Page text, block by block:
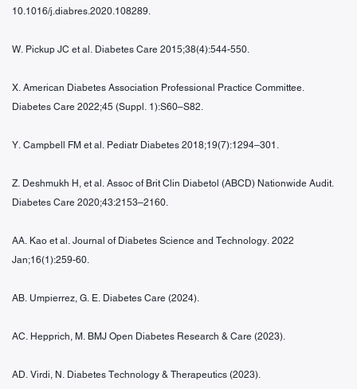
10.1016/j.diabres.2020.108289.
W. Pickup JC et al. Diabetes Care 2015;38(4):544-550.
X. American Diabetes Association Professional Practice Committee.
Diabetes Care 2022;45 (Suppl. 1):S60–S82.
Y. Campbell FM et al. Pediatr Diabetes 2018;19(7):1294–301.
Z. Deshmukh H, et al. Assoc of Brit Clin Diabetol (ABCD) Nationwide Audit.
Diabetes Care 2020;43:2153–2160.
AA. Kao et al. Journal of Diabetes Science and Technology. 2022
Jan;16(1):259-60.
AB. Umpierrez, G. E. Diabetes Care (2024).
AC. Hepprich, M. BMJ Open Diabetes Research & Care (2023).
AD. Virdi, N. Diabetes Technology & Therapeutics (2023).